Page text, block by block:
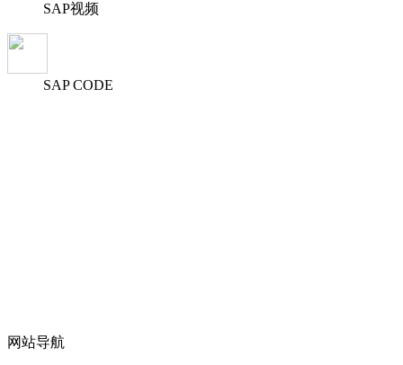
SAP视频
SAP CODE
网站导航